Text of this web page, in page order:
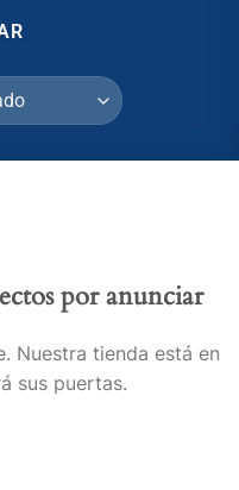
por anunciar
Nuestra tienda está en
sus puertas.